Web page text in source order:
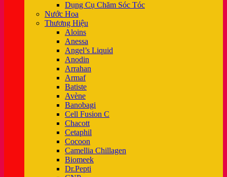
Dụng Cụ Chăm Sóc Tóc
Nước Hoa
Thương Hiệu
Aloins
Anessa
Angel’s Liquid
Anodin
Arrahan
Armaf
Batiste
Avène
Banobagi
Cell Fusion C
Chacott
Cetaphil
Cocoon
Camellia Chillagen
Biomeek
Dr.Pepti